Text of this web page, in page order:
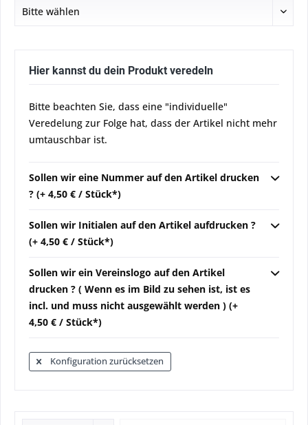
Hier kannst du dein Produkt veredeln
Bitte beachten Sie, dass eine "individuelle"
Veredelung zur Folge hat, dass der Artikel nicht mehr
umtauschbar ist.
Sollen wir eine Nummer auf den Artikel drucken
? (+ 4,50 € / Stück*)
Sollen wir Initialen auf den Artikel aufdrucken ?
(+ 4,50 € / Stück*)
Sollen wir ein Vereinslogo auf den Artikel
drucken ? ( Wenn es im Bild zu sehen ist, ist es
incl. und muss nicht ausgewählt werden ) (+
4,50 € / Stück*)
Konfiguration zurücksetzen